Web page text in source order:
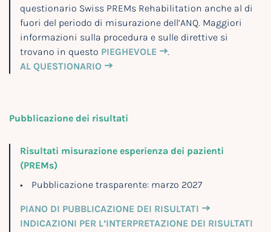
questionario Swiss PREMs Rehabilitation anche al di
fuori del periodo di misurazione dell’ANQ. Maggiori
informazioni sulla procedura e sulle direttive si
trovano in questo PIEGHEVOLE
.
AL QUESTIONARIO
Pubblicazione dei risultati
Risultati misurazione esperienza dei pazienti
(PREMs)
Pubblicazione trasparente: marzo 2027
PIANO DI PUBBLICAZIONE DEI RISULTATI
INDICAZIONI PER L’INTERPRETAZIONE DEI RISULTATI